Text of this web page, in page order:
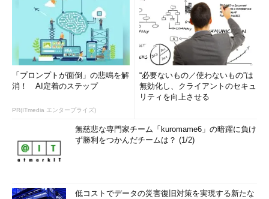
「プロンプトが面倒」の悲鳴を解
消！ AI定着のステップ
PR(ITmedia エンタープライズ)
“必要ないもの／使わないもの”は
無効化し、クライアントのセキュ
リティを向上させる
無慈悲な専門家チーム「kuromame6」の暗躍に負け
ず勝利をつかんだチームは？ (1/2)
低コストでデータの災害復旧対策を実現する新たな